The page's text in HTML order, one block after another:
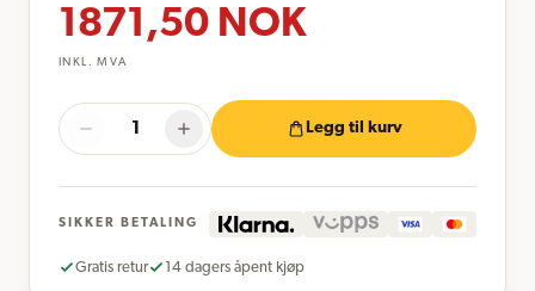
1871,50 NOK
INKL. MVA
Legg til kurv
SIKKER BETALING
Gratis retur 14 dagers åpent kjøp